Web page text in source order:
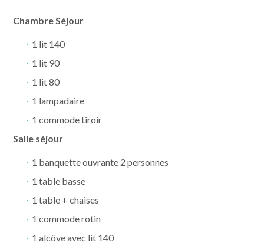
Appartements / Studios
Chambre Séjour
1 lit 140
1 lit 90
1 lit 80
1 lampadaire
1 commode tiroir
Salle séjour
1 banquette ouvrante 2 personnes
1 table basse
1 table + chaises
1 commode rotin
1 alcôve avec lit 140